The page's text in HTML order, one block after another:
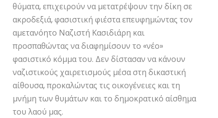
θύματα, επιχειρούν να μετατρέψουν την δίκη σε
ακροδεξιά, φασιστική φιέστα επευφημώντας τον
αμετανόητο Ναζιστή Κασιδιάρη και
προσπαθώντας να διαφημίσουν το «νέο»
φασιστικό κόμμα του. Δεν δίστασαν να κάνουν
ναζιστικούς χαιρετισμούς μέσα στη δικαστική
αίθουσα, προκαλώντας τις οικογένειες και τη
μνήμη των θυμάτων και το δημοκρατικό αίσθημα
του λαού μας.